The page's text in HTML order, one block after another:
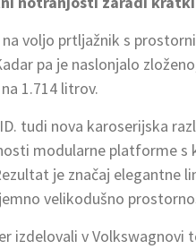
voljo prtljažnik s
pa je naslonjalo
1.714 litrov.
tudi nova karoserijska
modularne platforme
je značaj elegantne
velikodušno
izdelovali v Volkswagnovi